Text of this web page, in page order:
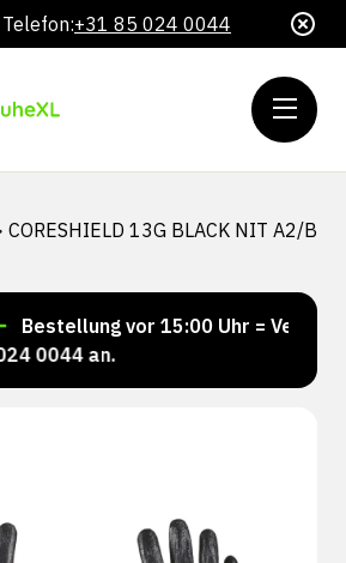
+31 85 024 0044
CORESHIELD 13G BLACK NIT A2/B
vor 15:00 Uhr = Versand
0044 an.